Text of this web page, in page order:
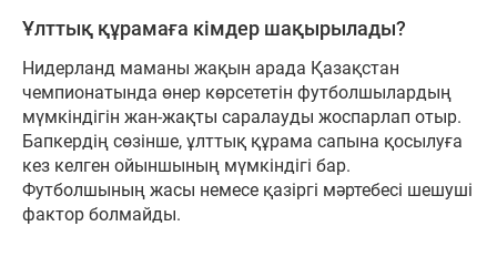
Ұлттық құрамаға кімдер шақырылады?
Нидерланд маманы жақын арада Қазақстан
чемпионатында өнер көрсететін футболшылардың
мүмкіндігін жан-жақты саралауды жоспарлап отыр.
Бапкердің сөзінше, ұлттық құрама сапына қосылуға
кез келген ойыншының мүмкіндігі бар.
Футболшының жасы немесе қазіргі мәртебесі шешуші
фактор болмайды.